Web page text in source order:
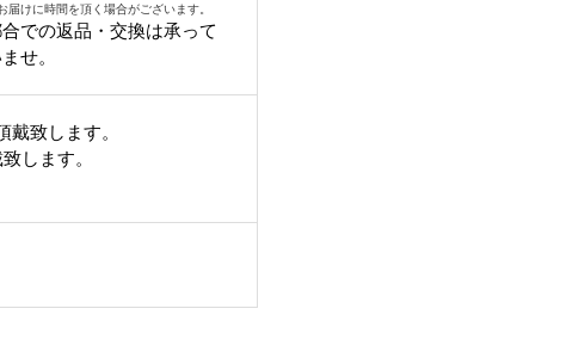
けに時間を頂く場合がございます。
での返品・交換は承って
せ。
戴致します。
します。